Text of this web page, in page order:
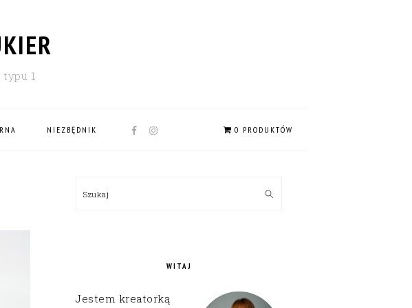
1
NIEZBĘDNIK
NAV
0 PRODUKTÓW
SIDEBAR
Szukaj
WITAJ
Jestem kreatorką